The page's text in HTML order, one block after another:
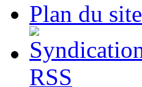
Plan du site